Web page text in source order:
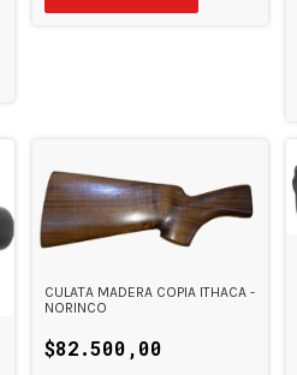
CULATA MADERA COPIA ITHACA -
NORINCO
$82.500,00